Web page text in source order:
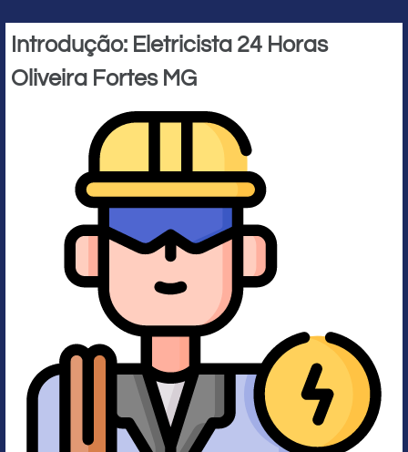
Introdução: Eletricista 24 Horas
Oliveira Fortes MG